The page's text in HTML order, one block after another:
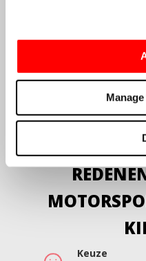
laatste nieuws uit
Inspiratie nodig
tribune gidsen
races ter wereld te
Keuze